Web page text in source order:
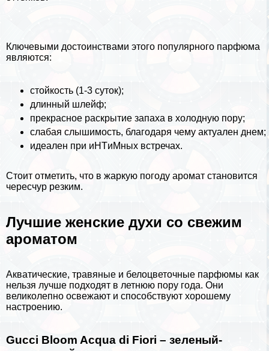
Ключевыми достоинствами этого популярного парфюма
являются:
стойкость (1-3 суток);
длинный шлейф;
прекрасное раскрытие запаха в холодную пору;
слабая слышимость, благодаря чему актуален днем;
идеален при иHTиMных встречах.
Стоит отметить, что в жаркую погоду аромат становится
чересчур резким.
Лучшие женские духи со свежим
ароматом
Акватические, травяные и белоцветочные парфюмы как
нельзя лучше подходят в летнюю пору года. Они
великолепно освежают и способствуют хорошему
настроению.
Gucci Bloom Acqua di Fiori – зеленый-